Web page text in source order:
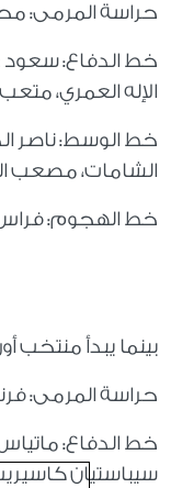
حراسة المرمى:
خط الدفاع: سعود
الإله العمري،
خط الوسط: ناصر
الشامات، مصعب
خط الهجوم: فراس
بينما يبدأ منتخب
حراسة المرمى:
خط الدفاع: ماتياس
سيباستيان